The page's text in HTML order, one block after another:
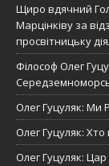
Щиро вдячний
Марцінківу за
просвітницьку
Філософ Олег
Олег Гуцуляк: Ми
Олег Гуцуляк: Хто
Олег Гуцуляк: Цар